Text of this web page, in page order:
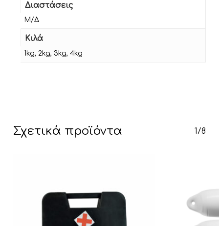
Διαστάσεις
Μ/Δ
Κιλά
1kg, 2kg, 3kg, 4kg
Σχετικά προϊόντα 1/8